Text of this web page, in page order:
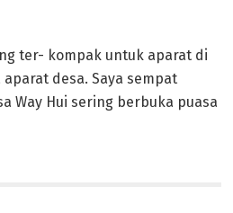
ter- kompak untuk aparat di
desa. Saya sempat
Way Hui sering berbuka puasa